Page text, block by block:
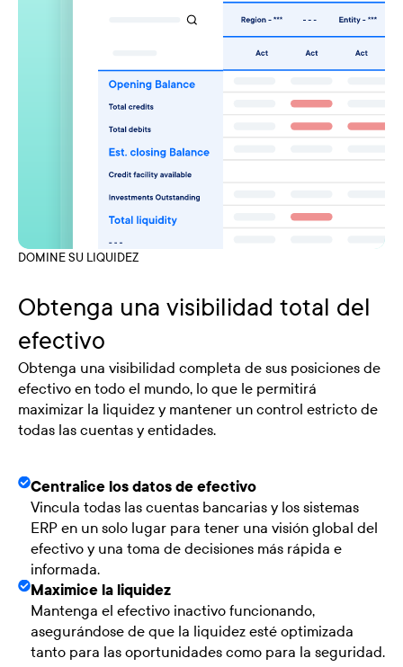
DOMINE SU LIQUIDEZ
Obtenga una visibilidad total del
efectivo
Obtenga una visibilidad completa de sus posiciones de
efectivo en todo el mundo, lo que le permitirá
maximizar la liquidez y mantener un control estricto de
todas las cuentas y entidades.
Centralice los datos de efectivo
Vincula todas las cuentas bancarias y los sistemas
ERP en un solo lugar para tener una visión global del
efectivo y una toma de decisiones más rápida e
informada.
Maximice la liquidez
Mantenga el efectivo inactivo funcionando,
asegurándose de que la liquidez esté optimizada
tanto para las oportunidades como para la seguridad.